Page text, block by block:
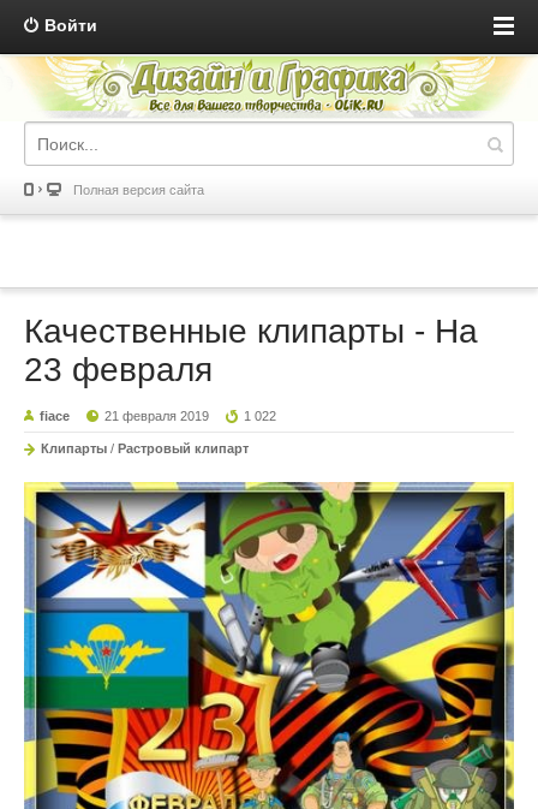
Войти
Полная версия сайта
Качественные клипарты - На
23 февраля
fiace 21 февраля 2019 1 022
Клипарты / Растровый клипарт